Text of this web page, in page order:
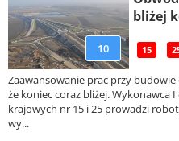
10
bliżej
15
Zaawansowanie prac przy
że koniec coraz bliżej. Wykonawca
krajowych nr 15 i 25 prowadzi
wy...